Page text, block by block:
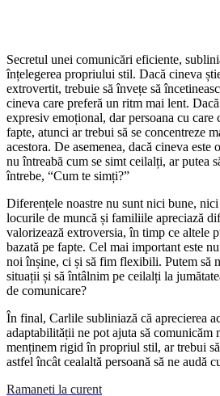
Secretul unei comunicări eficiente,
înțelegerea propriului stil. Dacă cineva
extrovertit, trebuie să învețe să
cineva care preferă un ritm mai lent.
expresiv emoțional, dar persoana cu care
fapte, atunci ar trebui să se concentreze
acestora. De asemenea, dacă cineva este
nu întreabă cum se simt ceilalți, ar putea
întrebe, “Cum te simți?”
Diferențele noastre nu sunt nici bune,
locurile de muncă și familiile apreciază
valorizează extroversia, în timp ce altele
bazată pe fapte. Cel mai important este
noi înșine, ci și să fim flexibili. Putem să
situații și să întâlnim pe ceilalți la
de comunicare?
În final, Carlile subliniază că aprecierea
adaptabilității ne pot ajuta să comunicăm
menținem rigid în propriul stil, ar trebui
astfel încât cealaltă persoană să ne audă
Ramaneti la curent